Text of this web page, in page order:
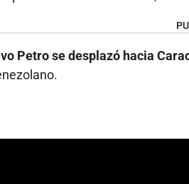
Petro se desplazó hacia